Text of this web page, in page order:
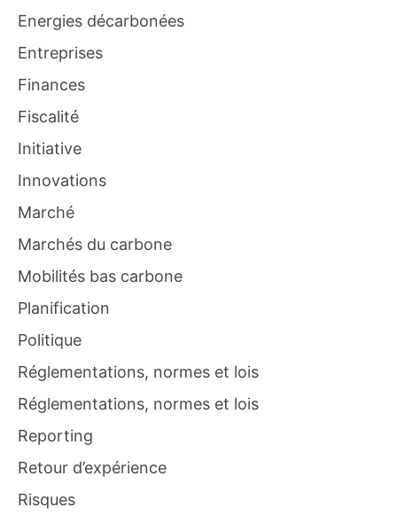
Energies décarbonées
Entreprises
Finances
Fiscalité
Initiative
Innovations
Marché
Marchés du carbone
Mobilités bas carbone
Planification
Politique
Réglementations, normes et lois
Réglementations, normes et lois
Reporting
Retour d’expérience
Risques